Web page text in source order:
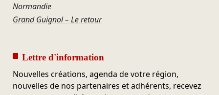
Normandie
Grand Guignol – Le retour
Lettre d'information
Nouvelles créations, agenda de votre région,
nouvelles de nos partenaires et adhérents, recevez